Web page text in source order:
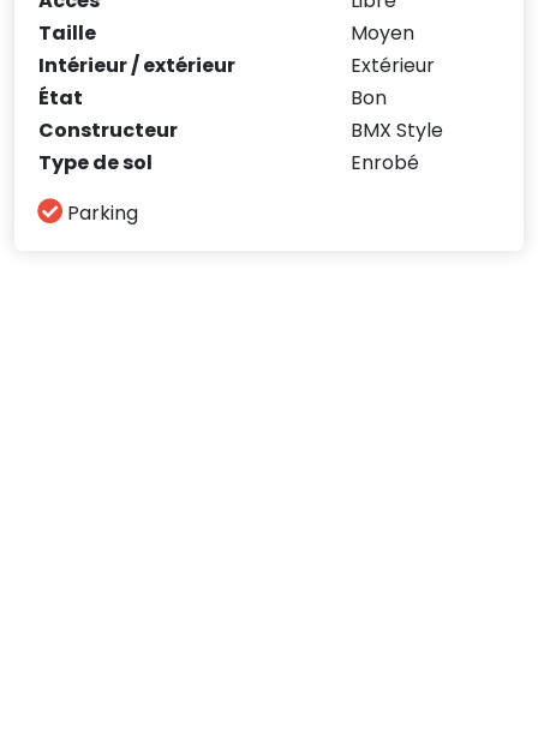
Taille
Moyen
Intérieur / extérieur
Extérieur
État
Bon
Constructeur
BMX Style
Type de sol
Enrobé
Parking